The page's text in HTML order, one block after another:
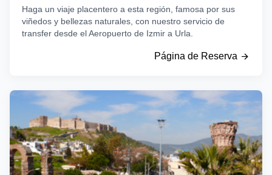
Haga un viaje placentero a esta región, famosa por sus
viñedos y bellezas naturales, con nuestro servicio de
transfer desde el Aeropuerto de Izmir a Urla.
Página de Reserva